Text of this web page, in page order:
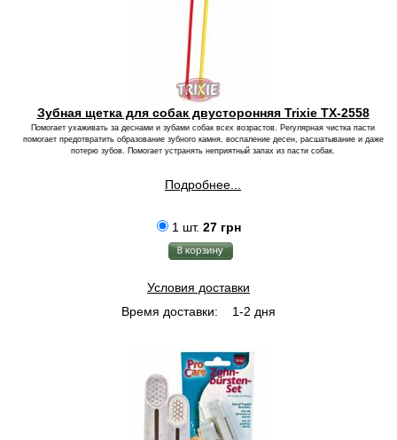
Зубная щетка для собак двусторонняя Trixie TX-2558
Помогает ухаживать за деснами и зубами собак всех возрастов. Регулярная чистка пасти
помогает предотвратить образование зубного камня, воспаление десен, расшатывание и даже
потерю зубов. Помогает устранять неприятный запах из пасти собак.
Подробнее...
1 шт. 27 грн
Условия доставки
Время доставки:
1-2 дня